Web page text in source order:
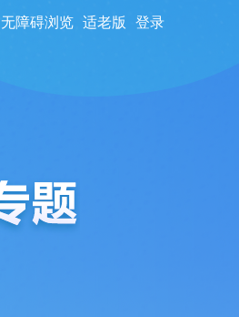
无障碍浏览 适老版 登录